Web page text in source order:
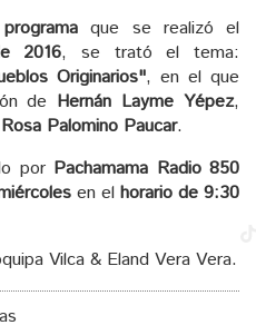
que se realizó el
2016, se trató el tema:
Originarios", en el que
de Hernán Layme Yépez,
Rosa Palomino Paucar.
por Pachamama Radio 850
en el horario de 9:30
Vilca & Eland Vera Vera.